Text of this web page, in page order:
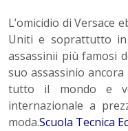
L’omicidio di Versace
Uniti e soprattutto
assassinii più famosi
suo assassinio
tutto il mondo e
internazionale a
moda.Scuola Tecnica